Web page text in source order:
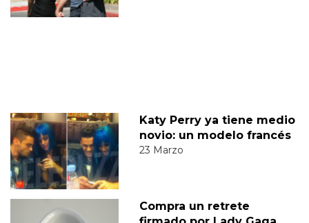
Katy Perry ya tiene medio
novio: un modelo francés
23 Marzo
Compra un retrete